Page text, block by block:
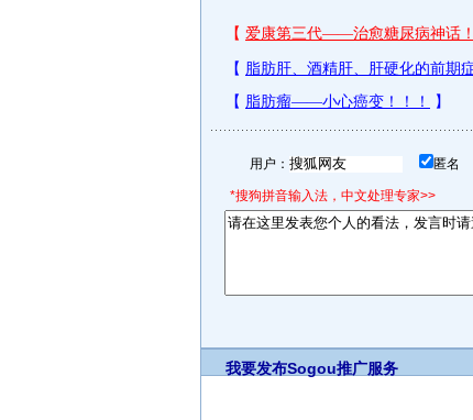
用户： 匿名
*搜狗拼音输入法，中文处理专家>>
我要发布Sogou推广服务